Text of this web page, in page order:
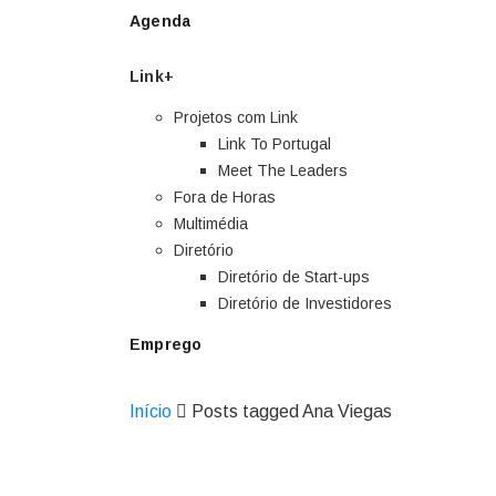
Agenda
Link+
Projetos com Link
Link To Portugal
Meet The Leaders
Fora de Horas
Multimédia
Diretório
Diretório de Start-ups
Diretório de Investidores
Emprego
Início Posts tagged Ana Viegas